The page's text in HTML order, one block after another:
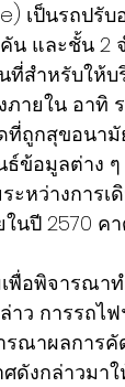
เป็นรถปรับ
น และชั้น 2
สำหรับให้บ
ายใน อาทิ
ดที่ถูกสุขอน
ธ์ข้อมูลต่าง
ะหว่างการเ
นปี 2570 ค
พื่อพิจารณา
ว การรถไฟ
ณาผลการคั
ดังกล่าวมา